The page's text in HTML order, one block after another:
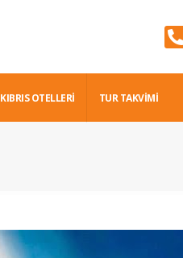
KIBRIS OTELLERİ TUR TAKVİMİ